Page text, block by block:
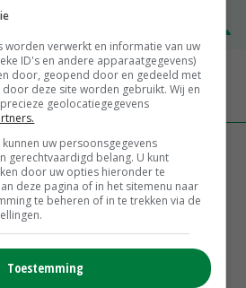
MARKTPRIJZEN
A-ware en Amalthea gaat
meer balans’
16:01
vraag naar geitenzuivel blijft
in Europese top
worden verwerkt en informatie van uw
ID's en andere apparaatgegevens)
door, geopend door en gedeeld met
deze site worden gebruikt. Wij en
geolocatiegegevens
uw persoonsgegevens
gerechtvaardigd belang. U kunt
door uw opties hieronder te
deze pagina of in het sitemenu naar
te beheren of in te trekken via de
Toestemming